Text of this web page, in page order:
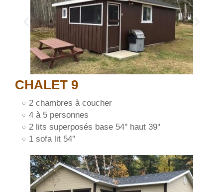
CHALET 9
2 chambres à coucher
4 à 5 personnes
2 lits superposés base 54'' haut 39''
1 sofa lit 54''